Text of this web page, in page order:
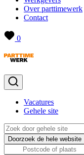
Over parttimewerk
Contact
0
Vacatures
Gehele site